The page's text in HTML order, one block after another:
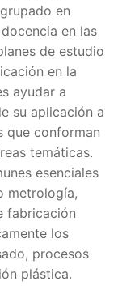
en
en las
de estudio
en la
ayudar a
su aplicación a
que conforman
temáticas.
esenciales
metrología,
fabricación
los
procesos
plástica.